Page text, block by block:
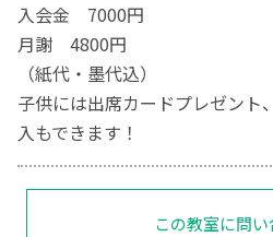
入会金 7000円
月謝 4800円
（紙代・墨代込）
子供には出席カードプレゼント
入もできます！
この教室に問